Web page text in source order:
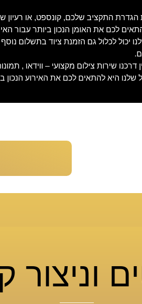
הגדרת התקציב שלכם, קונספט, או רעיון
לכם את האומן הנכון ביותר עבור
יכול לכלול גם הזמנת ציוד בתשלום
דרכנו שירות צילום מקצועי – ווידאו ,
היא להתאים לכם את האירוע הנכון